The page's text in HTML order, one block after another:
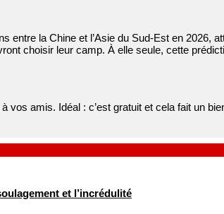
entre la Chine et l’Asie du Sud-Est en 2026,
choisir leur camp. À elle seule, cette
amis. Idéal : c’est gratuit et cela fait un
et l’incrédulité